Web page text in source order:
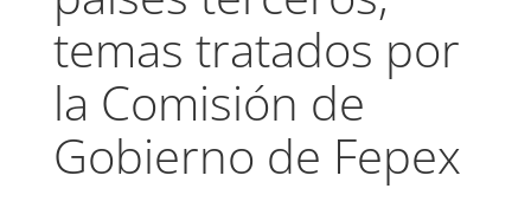
temas tratados por
la Comisión de
Gobierno de Fepex